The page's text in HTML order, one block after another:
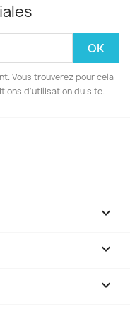
Vous trouverez pour cela
d'utilisation du site.


